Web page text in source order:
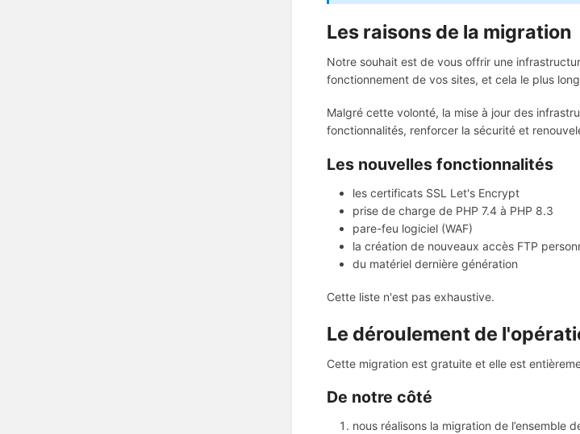
Les raisons de la migration
Notre souhait est de vous offrir une
fonctionnement de vos sites, et cela le plus
Malgré cette volonté, la mise à jour des
fonctionnalités, renforcer la sécurité et
Les nouvelles fonctionnalités
les certificats SSL Let's Encrypt
prise de charge de PHP 7.4 à PHP 8.3
pare-feu logiciel (WAF)
la création de nouveaux accès FTP
du matériel dernière génération
Cette liste n'est pas exhaustive.
Le déroulement de
Cette migration est gratuite et elle est
De notre côté
nous réalisons la migration de l’ensemble